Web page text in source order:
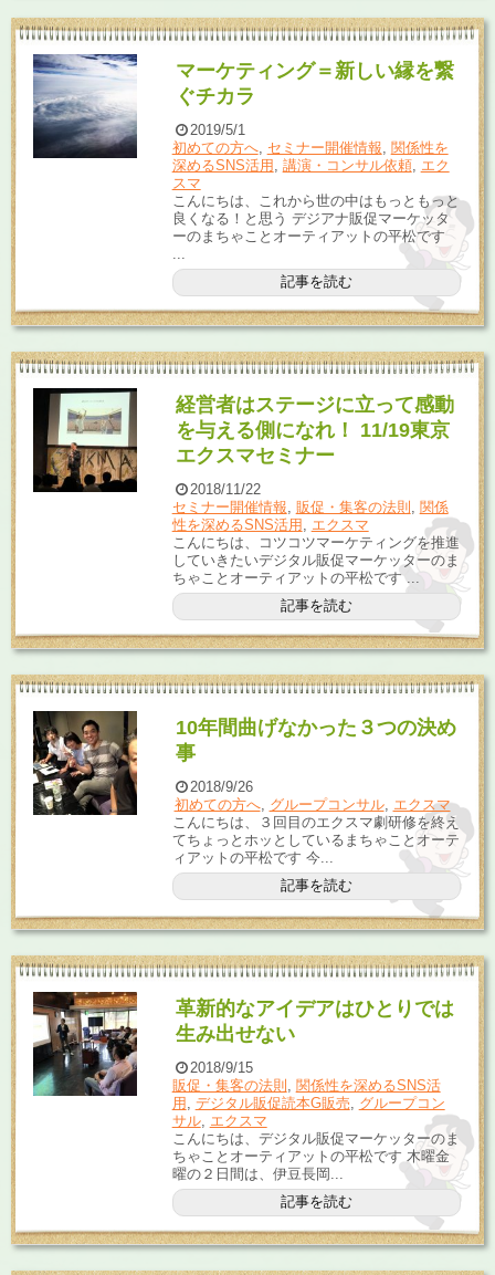
マーケティング＝新しい縁を繋
ぐチカラ
2019/5/1
初めての方へ, セミナー開催情報
関係性を
深めるSNS活用
講演・コンサル依頼, エク
スマ
こんにちは、これから世の中はもっともっと
良くなる！と思う デジアナ販促マーケッタ
ーのまちゃことオーティアットの平松です
記事を読む
経営者はステージに立って感動
を与える側になれ！ 11/19東京
エクスマセミナー
2018/11/22
セミナー開催情報 販促・集客の法則 関係
性を深めるSNS活用
エクスマ
こんにちは、コツコツマーケティングを推進
していきたいデジタル販促マーケッターのま
ちゃことオーティアットの平松です ...
記事を読む
10年間曲げなかった３つの決め
事
2018/9/26
初めての方へ, グループコンサル, エクスマ
こんにちは、３回目のエクスマ劇研修を終え
てちょっとホッとしているまちゃことオーテ
ィアットの平松です 今...
記事を読む
革新的なアイデアはひとりでは
生み出せない
2018/9/15
販促・集客の法則
関係性を深めるSNS活
用
デジタル販促読本G販売
グループコン
サル, エクスマ
こんにちは、デジタル販促マーケッターのま
ちゃことオーティアットの平松です 木曜金
曜の２日間は、伊豆長岡...
記事を読む